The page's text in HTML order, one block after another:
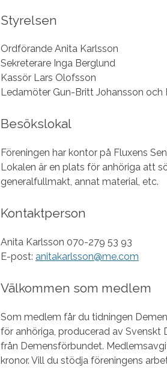
Styrelsen
Ordförande Anita Karlsson
Sekreterare Inga Berglund
Kassör Lars Olofsson
Ledamöter Gun-Britt Johansson och
Besökslokal
Föreningen har kontor på Fluxens
Lokalen är en plats för anhöriga att
generalfullmakt, annat material, etc.
Kontaktperson
Anita Karlsson 070-279 53 93
E-post: anitakarlsson@me.com
Välkommen som medlem
Som medlem får du tidningen
för anhöriga, producerad av Svenskt
från Demensförbundet.
kronor. Vill du stödja föreningens